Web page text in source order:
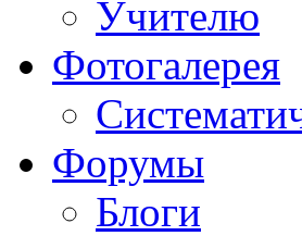
Учителю
Фотогалерея
Форумы
Блоги